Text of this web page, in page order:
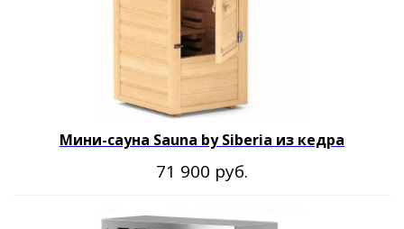
Мини-сауна Sauna by Siberia из кедра
71 900 руб.